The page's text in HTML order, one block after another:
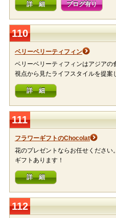
詳 細 ブログ有り
110
ベリーベリーティフィン
ベリーベリーティフィンはアジア
視点から見たライフスタイルを提案
詳 細
111
フラワーギフトのChocolat
花のプレゼントならお任せください
ギフトあります！
詳 細
112